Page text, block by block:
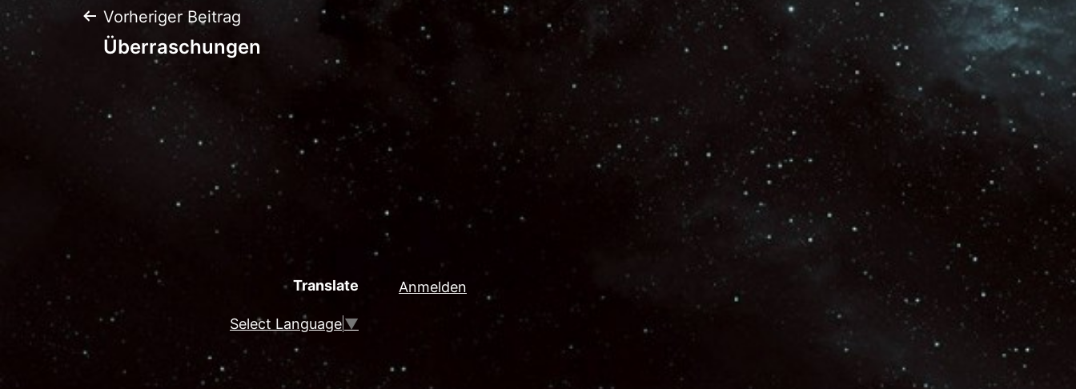
Beitragsnavigation
Vorheriger Beitrag
Überraschungen
Translate
Select Language▼
Anmelden